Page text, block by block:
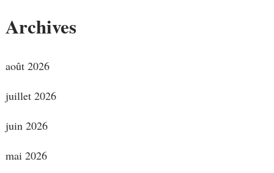
Archives
août 2026
juillet 2026
juin 2026
mai 2026